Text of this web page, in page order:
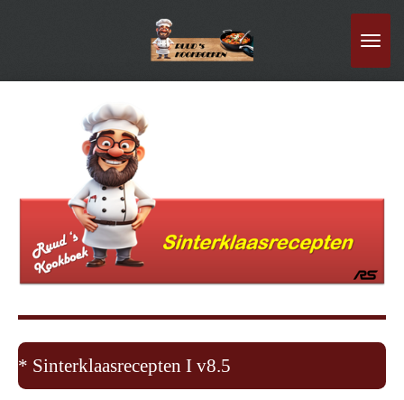
hoofdinhoud
* Sinterklaasrecepten I v8.5